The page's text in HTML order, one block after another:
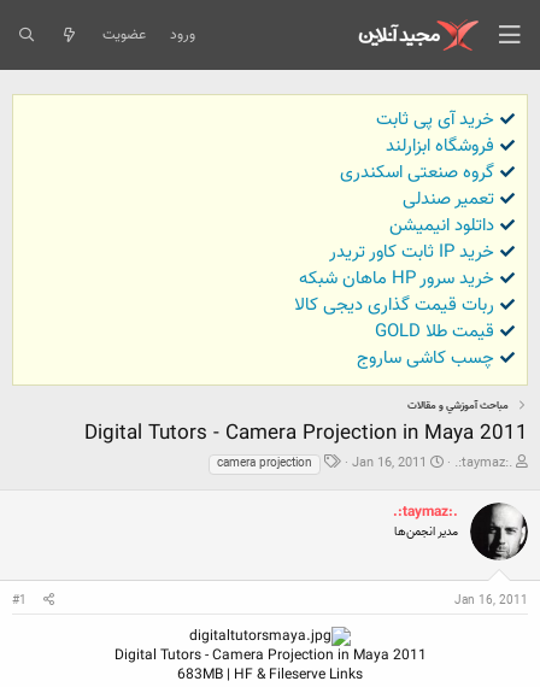
ورود عضویت
خرید آی پی ثابت
فروشگاه ابزارلند
گروه صنعتی اسکندری
تعمیر صندلی
داتلود انیمیشن
خرید IP ثابت کاور تریدر
خرید سرور HP ماهان شبکه
ربات قیمت گذاری دیجی کالا
قیمت طلا GOLD
چسب کاشی ساروج
مباحث آموزشي و مقالات
Digital Tutors - Camera Projection in Maya 2011
ش
ک
ن
ه
.:taymaz:.
ت
ی
خ
Jan 16, 2011
ب camera projection
.:taymaz:.
مدیر انجمن‌ها
Jan 16, 2011
#1
Digital Tutors - Camera Projection in Maya 2011
683MB | HF & Fileserve Links